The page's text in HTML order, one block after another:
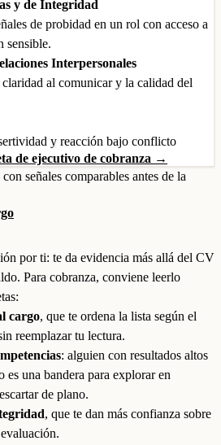
y de Integridad
de probidad en un rol con acceso a
sensible.
Interpersonales
al comunicar y la calidad del
y reacción bajo conflicto
de ejecutivo de cobranza →
señales comparables antes de la
por ti: te da evidencia más allá del CV
Para cobranza, conviene leerlo
cargo, que te ordena la lista según el
reemplazar tu lectura.
: alguien con resultados altos
es una bandera para explorar en
de plano.
, que te dan más confianza sobre